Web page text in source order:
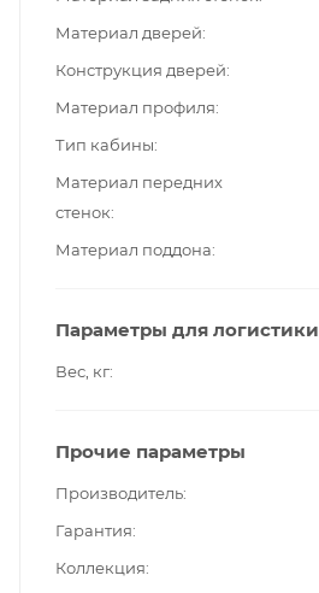
Материал дверей
Конструкция дверей
Материал профиля
Тип кабины
Материал передних
стенок
Материал поддона
Параметры для логистики
Вес, кг
Прочие параметры
Производитель
Гарантия
Коллекция